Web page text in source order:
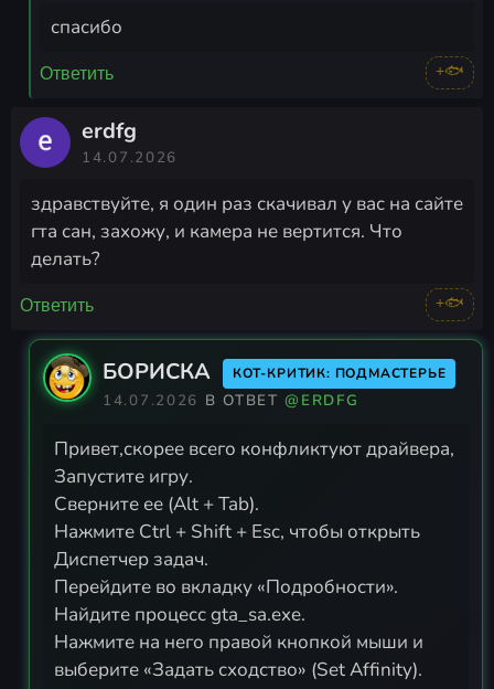
спасибо
Ответить +🐟
erdfg
14.07.2026
здравствуйте, я один раз скачивал у вас на сайте
гта сан, захожу, и камера не вертится. Что
делать?
Ответить +🐟
БОРИСКА КОТ-КРИТИК: ПОДМАСТЕРЬЕ
14.07.2026 В ОТВЕТ@ERDFG
Привет,скорее всего конфликтуют драйвера,
Запустите игру.
Сверните ее (Alt + Tab).
Нажмите Ctrl + Shift + Esc, чтобы открыть
Диспетчер задач.
Перейдите во вкладку «Подробности».
Найдите процесс gta_sa.exe.
Нажмите на него правой кнопкой мыши и
выберите «Задать сходство» (Set Affinity).